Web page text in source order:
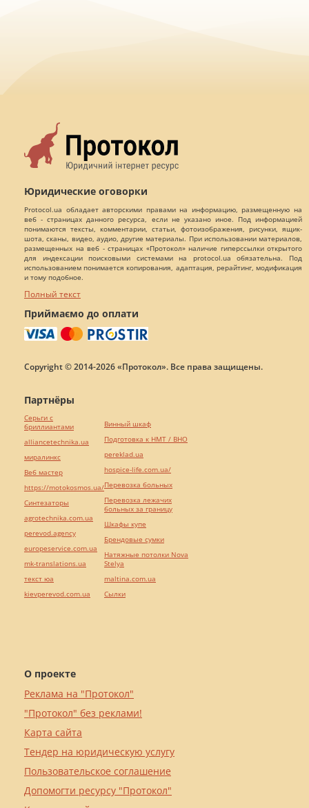
Юридические оговорки
Protocol.ua обладает авторскими правами на информацию, размещенную на
веб - страницах данного ресурса, если не указано иное. Под информацией
понимаются тексты, комментарии, статьи, фотоизображения, рисунки, ящик-
шота, сканы, видео, аудио, другие материалы. При использовании материалов,
размещенных на веб - страницах «Протокол» наличие гиперссылки открытого
для индексации поисковыми системами на protocol.ua обязательна. Под
использованием понимается копирования, адаптация, рерайтинг, модификация
и тому подобное.
Полный текст
Приймаємо до оплати
Copyright © 2014-2026 «Протокол». Все права защищены.
О проекте
Реклама на "Протокол"
"Протокол" без реклами!
Карта сайта
Тендер на юридическую услугу
Пользовательское соглашение
Допомогти ресурсу "Протокол"
Партнёры
Серьги с
бриллиантами
alliancetechnika.ua
миралинкс
Веб мастер
https://motokosmos.ua/
Синтезаторы
agrotechnika.com.ua
perevod.agency
europeservice.com.ua
mk-translations.ua
текст юа
kievperevod.com.ua
Винный шкаф
Подготовка к НМТ / ВНО
pereklad.ua
hospice-life.com.ua/
Перевозка больных
Перевозка лежачих
больных за границу
Шкафы купе
Брендовые сумки
Натяжные потолки Nova
Stelya
maltina.com.ua
Cылки